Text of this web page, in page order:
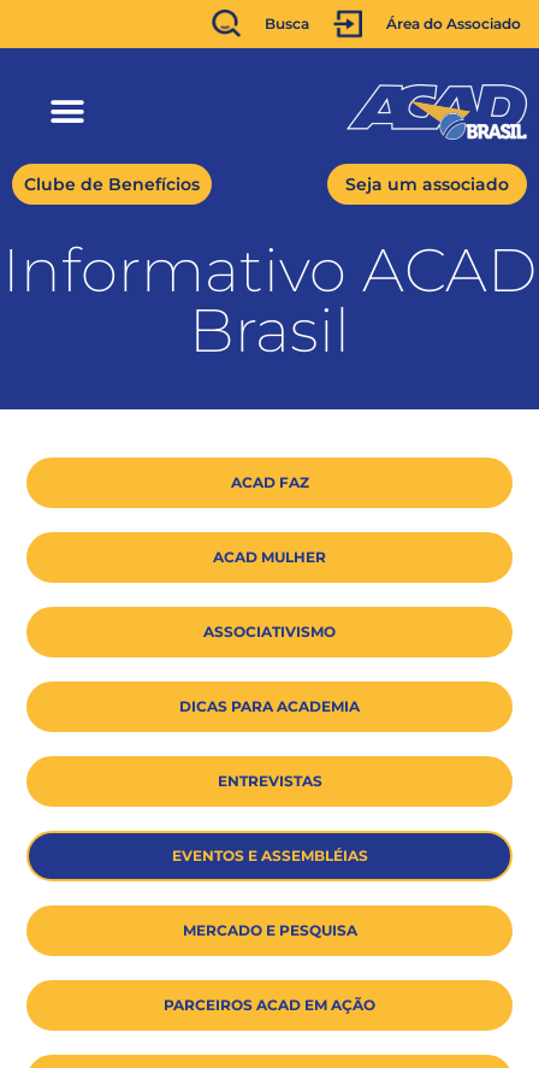
Busca Área do Associado
Clube de Benefícios Seja um associado
Informativo ACAD
Brasil
ACAD FAZ
ACAD MULHER
ASSOCIATIVISMO
DICAS PARA ACADEMIA
ENTREVISTAS
EVENTOS E ASSEMBLÉIAS
MERCADO E PESQUISA
PARCEIROS ACAD EM AÇÃO